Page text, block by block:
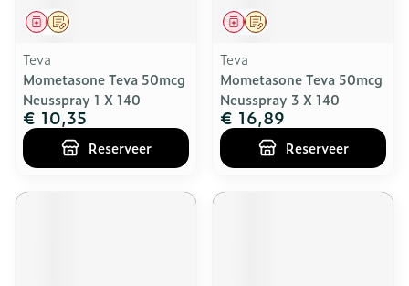
Op voorschrift
Geneesmiddel
Teva
Mometasone Teva 50mcg
Neusspray 1 X 140
€ 10,35
Reserveer
Op voorschrift
Geneesmiddel
Teva
Mometasone Teva 50mcg
Neusspray 3 X 140
€ 16,89
Reserveer